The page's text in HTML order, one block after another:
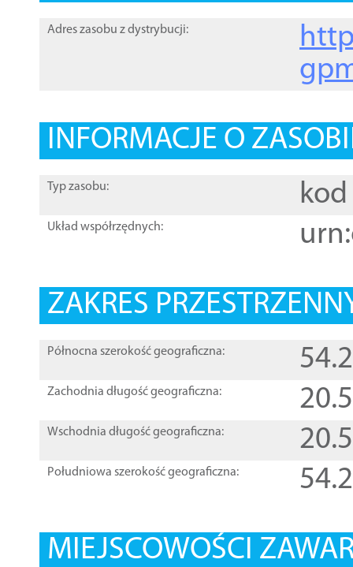
Adres zasobu z dystrybucji:
INFORMACJE O
Typ zasobu: kod
Układ współrzędnych:
ZAKRES
Północna szerokość geograficzna:
Zachodnia długość geograficzna:
Wschodnia długość geograficzna:
Południowa szerokość geograficzna:
MIEJSCOWOŚCI